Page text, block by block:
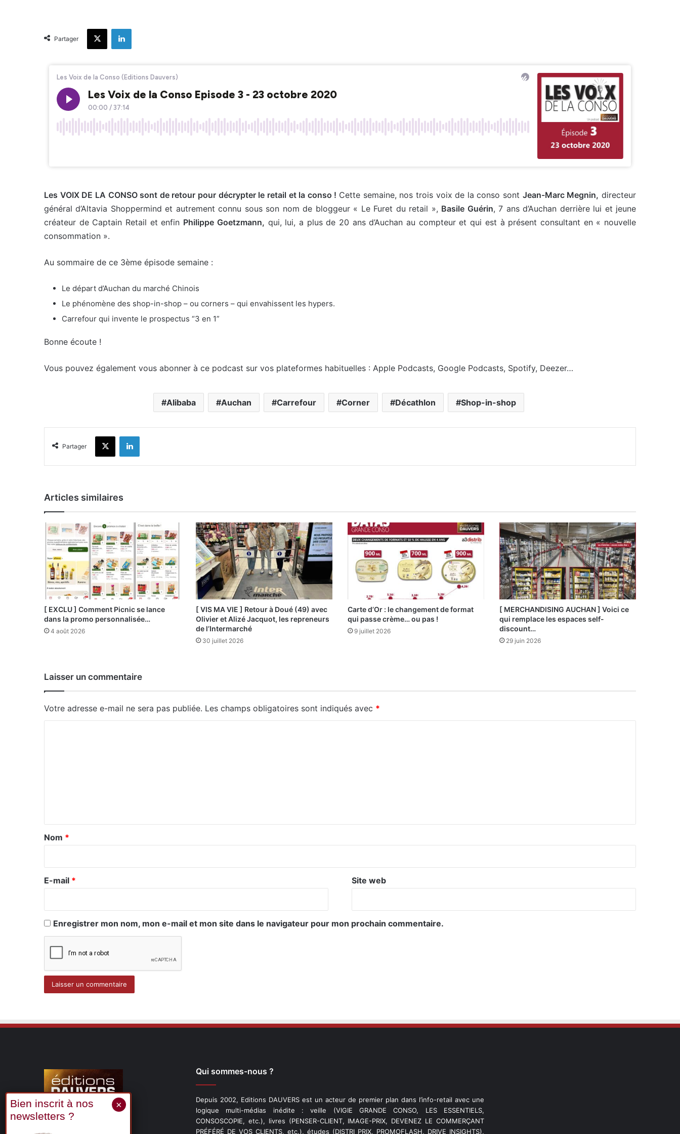
Partager
X Linkedin
Les VOIX DE LA CONSO sont de retour pour décrypter le retail et la conso ! Cette semaine, nos trois voix de la conso sont Jean-Marc Megnin, directeur
général d’Altavia Shoppermind et autrement connu sous son nom de bloggeur « Le Furet du retail », Basile Guérin, 7 ans d’Auchan derrière lui et jeune
créateur de Captain Retail et enfin Philippe Goetzmann, qui, lui, a plus de 20 ans d’Auchan au compteur et qui est à présent consultant en « nouvelle
consommation ».
Au sommaire de ce 3ème épisode semaine :
Le départ d’Auchan du marché Chinois
Le phénomène des shop-in-shop – ou corners – qui envahissent les hypers.
Carrefour qui invente le prospectus “3 en 1”
Bonne écoute !
Vous pouvez également vous abonner à ce podcast sur vos plateformes habituelles : Apple Podcasts, Google Podcasts, Spotify, Deezer…
Alibaba Auchan Carrefour Corner Décathlon Shop-in-shop
Partager
X Linkedin
Articles similaires
[ EXCLU ] Comment Picnic se lance
dans la promo personnalisée…
4 août 2026
[ VIS MA VIE ] Retour à Doué (49) avec
Olivier et Alizé Jacquot, les repreneurs
de l’Intermarché
30 juillet 2026
Carte d’Or : le changement de format
qui passe crème… ou pas !
9 juillet 2026
[ MERCHANDISING AUCHAN ] Voici ce
qui remplace les espaces self-
discount…
29 juin 2026
Laisser un commentaire
Votre adresse e-mail ne sera pas publiée. Les champs obligatoires sont indiqués avec *
a
r
e
Nom *
E-mail * Site web
Enregistrer mon nom, mon e-mail et mon site dans le navigateur pour mon prochain commentaire.
Qui sommes-nous ?
Depuis 2002, Editions DAUVERS est un acteur de premier plan dans l’info-retail avec une
logique multi-médias inédite : veille (VIGIE GRANDE CONSO, LES ESSENTIELS,
CONSOSCOPIE, etc.), livres (PENSER-CLIENT, IMAGE-PRIX, DEVENEZ LE COMMERÇANT
PRÉFÉRÉ DE VOS CLIENTS, etc.), études (DISTRI PRIX, PROMOFLASH, DRIVE INSIGHTS),